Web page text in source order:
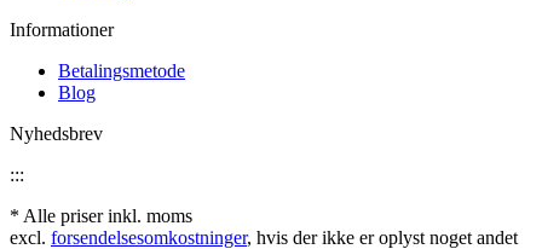
Informationer
Betalingsmetode
Blog
Nyhedsbrev
:::
* Alle priser inkl. moms
excl. forsendelsesomkostninger, hvis der ikke er oplyst noget andet